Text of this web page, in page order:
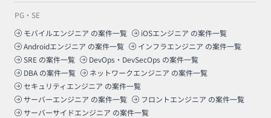
PG・SE
モバイルエンジニア の案件一覧 iOSエンジニア の案件一覧
Androidエンジニア の案件一覧 インフラエンジニア の案件一覧
SRE の案件一覧 DevOps・DevSecOps の案件一覧
DBA の案件一覧 ネットワークエンジニア の案件一覧
セキュリティエンジニア の案件一覧
サーバーエンジニア の案件一覧 フロントエンジニア の案件一覧
サーバーサイドエンジニア の案件一覧